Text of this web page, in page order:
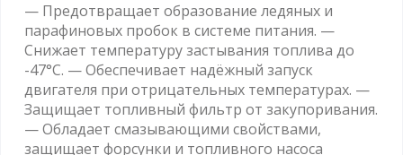
— Предотвращает образование ледяных и
парафиновых пробок в системе питания. —
Снижает температуру застывания топлива до
-47°С. — Обеспечивает надёжный запуск
двигателя при отрицательных температурах. —
Защищает топливный фильтр от закупоривания.
— Обладает смазывающими свойствами,
защищает форсунки и топливного насоса